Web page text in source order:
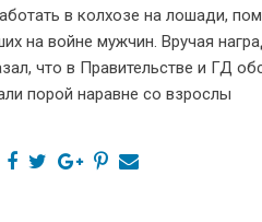
в колхозе на лошади,
на войне мужчин. Вручая
что в Правительстве и ГД
порой наравне со взрослы